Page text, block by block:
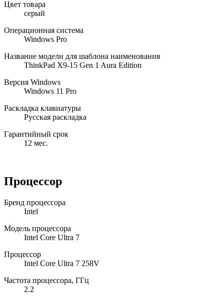
Цвет товара
серый
Операционная система
Windows Pro
Название модели для шаблона наименования
ThinkPad X9-15 Gen 1 Aura Edition
Версия Windows
Windows 11 Pro
Раскладка клавиатуры
Русская раскладка
Гарантийный срок
12 мес.
Процессор
Бренд процессора
Intel
Модель процессора
Intel Core Ultra 7
Процессор
Intel Core Ultra 7 258V
Частота процессора, ГГц
2.2